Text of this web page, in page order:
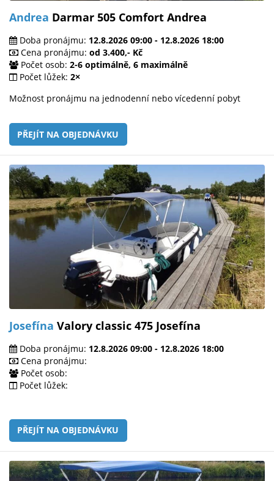
Andrea Darmar 505 Comfort Andrea
Doba pronájmu: 12.8.2026 09:00 - 12.8.2026 18:00
Cena pronájmu: od 3.400,- Kč
Počet osob: 2-6 optimálně, 6 maximálně
Počet lůžek: 2×
Možnost pronájmu na jednodenní nebo vícedenní pobyt
PŘEJÍT NA OBJEDNÁVKU
Josefína Valory classic 475 Josefína
Doba pronájmu: 12.8.2026 09:00 - 12.8.2026 18:00
Cena pronájmu:
Počet osob:
Počet lůžek:
PŘEJÍT NA OBJEDNÁVKU